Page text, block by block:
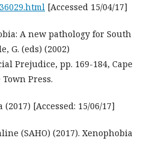
[Accessed 15/04/17]
A new pathology for South
G. (eds) (2002)
Prejudice, pp. 169-184, Cape
Press.
[Accessed: 15/06/17]
(SAHO) (2017). Xenophobia